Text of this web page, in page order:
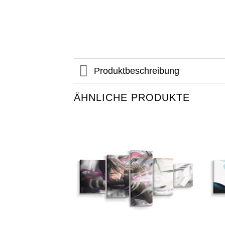
Produktbeschreibung
ÄHNLICHE PRODUKTE